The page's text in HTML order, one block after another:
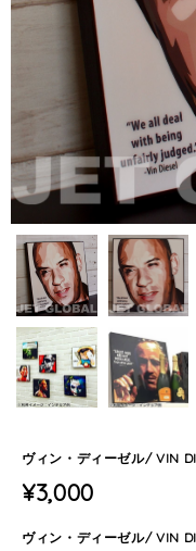
ヴィン・ディーゼル/ VIN
¥3,000
ヴィン・ディーゼル/ VIN